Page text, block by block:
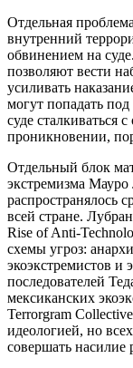
Отдельная
внутренний
обвинением на
позволяют вести
усиливать
могут попадать
суде сталкиваться
проникновении,
Отдельный блок
экстремизма
распространялось
всей стране.
Rise of Anti-
схемы угроз:
экоэкстремистов
последователей
мексиканских
Terrorgram
идеологией, но
совершать насилие